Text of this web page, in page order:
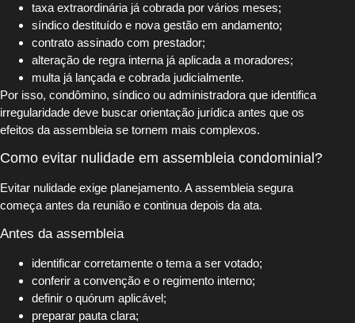
taxa extraordinária já cobrada por vários meses;
síndico destituído e nova gestão em andamento;
contrato assinado com prestador;
alteração de regra interna já aplicada a moradores;
multa já lançada e cobrada judicialmente.
Por isso, condômino, síndico ou administradora que identifica
irregularidade deve buscar orientação jurídica antes que os
efeitos da assembleia se tornem mais complexos.
Como evitar nulidade em assembleia condominial?
Evitar nulidade exige planejamento. A assembleia segura
começa antes da reunião e continua depois da ata.
Antes da assembleia
identificar corretamente o tema a ser votado;
conferir a convenção e o regimento interno;
definir o quórum aplicável;
preparar pauta clara;